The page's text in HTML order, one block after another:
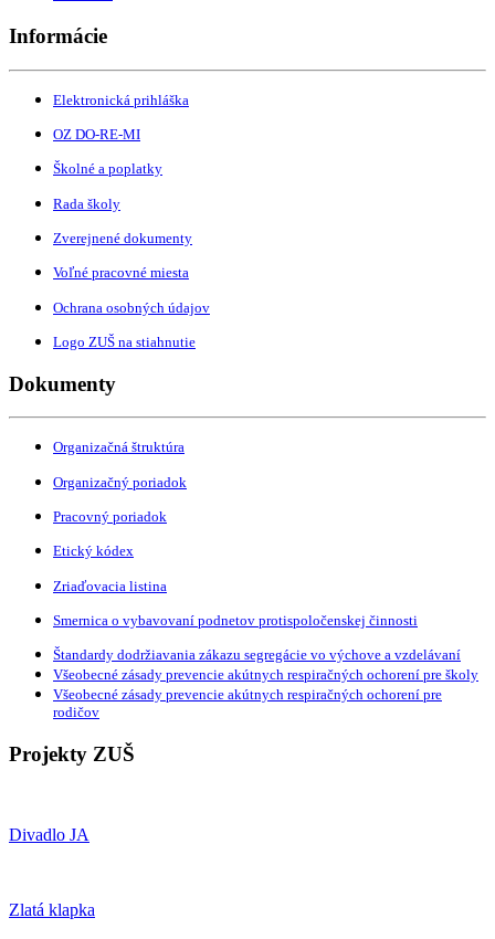
Informácie
Elektronická prihláška
OZ DO-RE-MI
Školné a poplatky
Rada školy
Zverejnené dokumenty
Voľné pracovné miesta
Ochrana osobných údajov
Logo ZUŠ na stiahnutie
Dokumenty
Organizačná štruktúra
Organizačný poriadok
Pracovný poriadok
Etický kódex
Zriaďovacia listina
Smernica o vybavovaní podnetov protispoločenskej činnosti
Štandardy dodržiavania zákazu segregácie vo výchove a vzdelávaní
Všeobecné zásady prevencie akútnych respiračných ochorení pre školy
Všeobecné zásady prevencie akútnych respiračných ochorení pre
rodičov
Projekty ZUŠ
Divadlo JA
Zlatá klapka